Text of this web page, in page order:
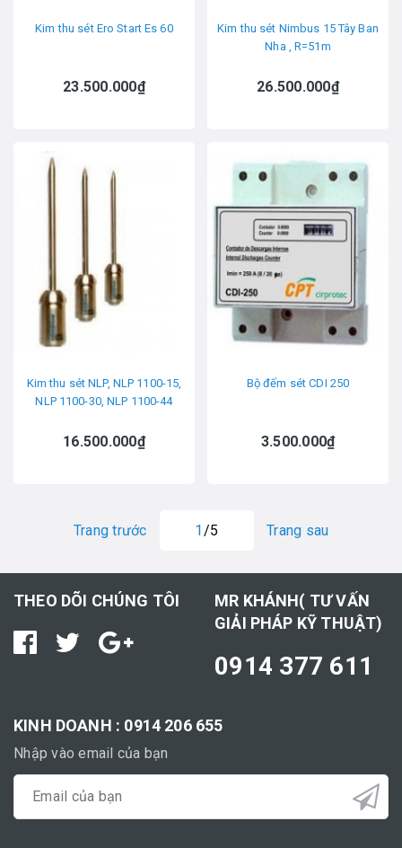
Kim thu sét Ero Start Es 60
23.500.000₫
Kim thu sét Nimbus 15 Tây Ban
Nha , R=51m
26.500.000₫
Kim thu sét NLP, NLP 1100-15,
NLP 1100-30, NLP 1100-44
16.500.000₫
Bộ đếm sét CDI 250
3.500.000₫
Trang trước 1 /5 Trang sau
THEO DÕI CHÚNG TÔI
MR KHÁNH( TƯ VẤN
GIẢI PHÁP KỸ THUẬT)
0914 377 611
KINH DOANH : 0914 206 655
Nhập vào email của bạn